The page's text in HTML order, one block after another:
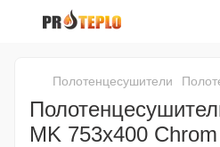
Полотенцесушители
MK 753x400 Chrom